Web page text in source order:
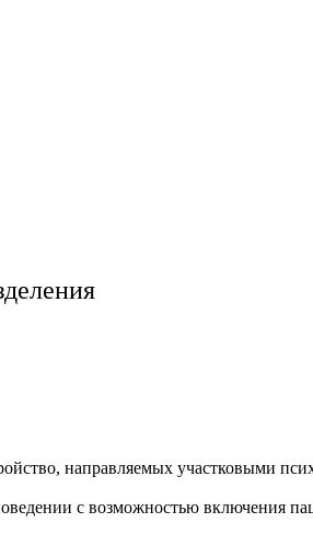
направляемых участковыми
с возможностью включения